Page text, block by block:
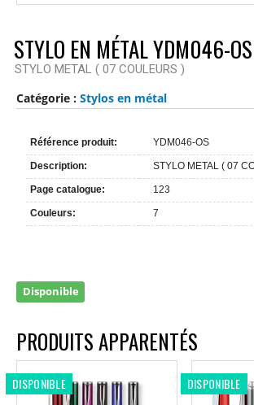
STYLO EN MÉTAL YDM046-OS
STYLO METAL ( 07 COULEURS )
Catégorie : Stylos en métal
Référence produit: YDM046-OS
Description: STYLO METAL ( 07
Page catalogue: 123
Couleurs: 7
Disponible
PRODUITS APPARENTÉS
DISPONIBLE DISPONIBLE